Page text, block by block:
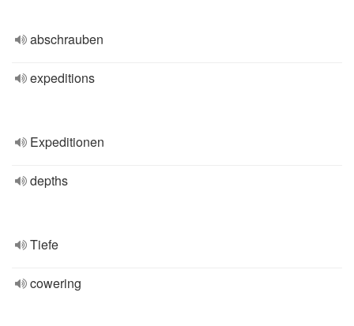
abschrauben
expeditions
Expeditionen
depths
Tiefe
cowering